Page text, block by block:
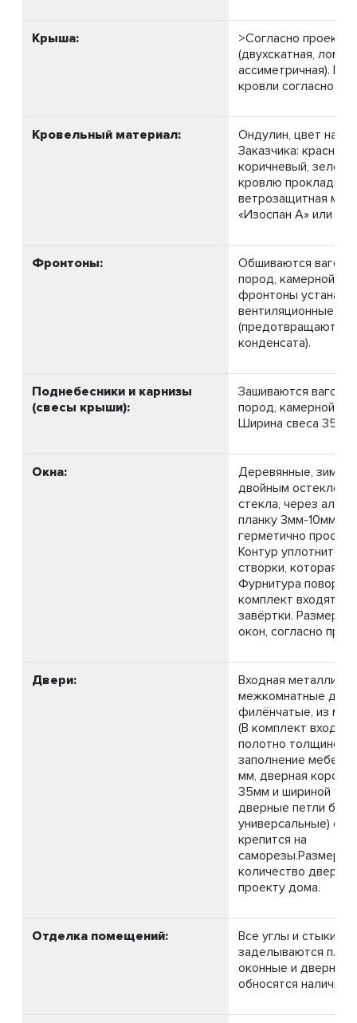
Крыша:
>Согласно проекту
(двухскатная,
ассиметричная).
кровли согласно
Кровельный материал:
Ондулин, цвет на
Заказчика: красный,
коричневый,
кровлю
ветрозащитная
«Изоспан А» или
Фронтоны:
Обшиваются
пород, камерной
фронтоны
вентиляционные
(предотвращают
конденсата).
Поднебесники и карнизы
(свесы крыши):
Зашиваются
пород, камерной
Ширина свеса 350-
Окна:
Деревянные,
двойным
стекла, через
планку 3мм-10мм-
герметично
Контур
створки, которая
Фурнитура
комплект входят
завёртки. Размер и
окон, согласно
Двери:
Входная
межкомнатные
филёнчатые, из
(В комплект
полотно толщиной
заполнение
мм, дверная
35мм и шириной 96
дверные петли
универсальные) с
крепится на
саморезы.Размеры
количество дверей,
проекту дома.
Отделка помещений:
Все углы и стыки в
заделываются
оконные и дверные
обносятся